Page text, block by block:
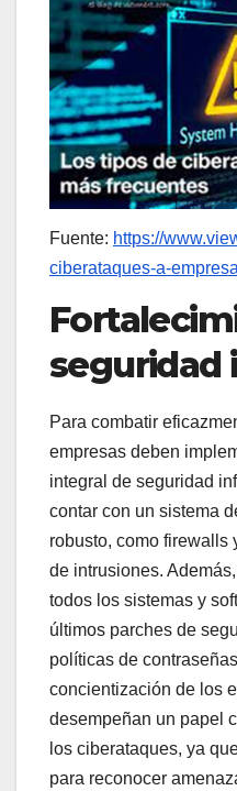
Fuente: https://
ciberataques-a-
seguridad
Para combatir
empresas deben
integral de seguridad
contar con un sistema
robusto, como firewalls
de intrusiones.
todos los sistemas y
últimos parches de
políticas de
concientización de los
desempeñan un papel
los ciberataques, ya
para reconocer